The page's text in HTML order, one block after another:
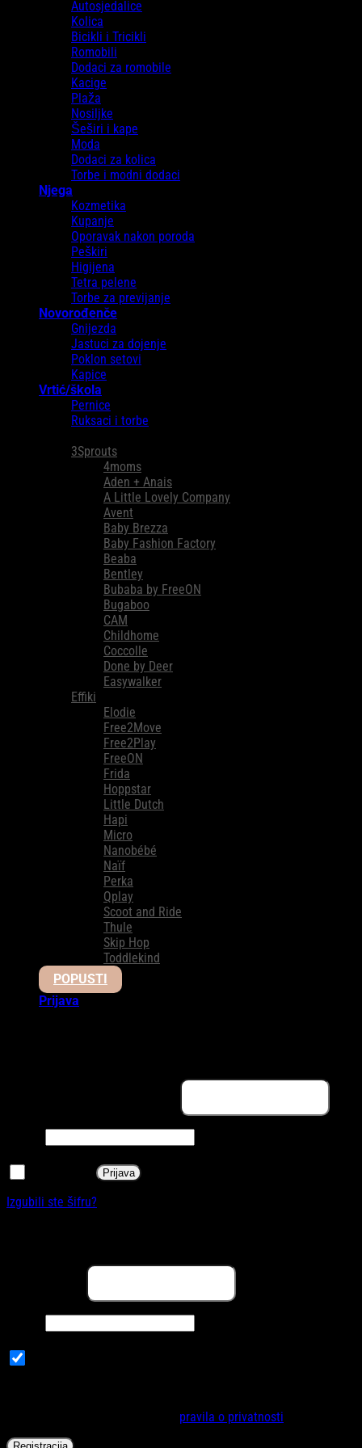
Autosjedalice
Kolica
Bicikli i Tricikli
Romobili
Dodaci za romobile
Kacige
Plaža
Nosiljke
Šeširi i kape
Moda
Dodaci za kolica
Torbe i modni dodaci
Njega
Kozmetika
Kupanje
Oporavak nakon poroda
Peškiri
Higijena
Tetra pelene
Torbe za previjanje
Novorođenče
Gnijezda
Jastuci za dojenje
Poklon setovi
Kapice
Vrtić/škola
Pernice
Ruksaci i torbe
3Sprouts
4moms
Aden + Anais
A Little Lovely Company
Avent
Baby Brezza
Baby Fashion Factory
Beaba
Bentley
Bubaba by FreeON
Bugaboo
CAM
Childhome
Coccolle
Done by Deer
Easywalker
Effiki
Elodie
Free2Move
Free2Play
FreeON
Frida
Hoppstar
Little Dutch
Hapi
Micro
Nanobébé
Naïf
Perka
Qplay
Scoot and Ride
Thule
Skip Hop
Toddlekind
POPUSTI
Prijava
Obavezno
Prijava
Izgubili ste šifru?
Obavezno
pravila o privatnosti